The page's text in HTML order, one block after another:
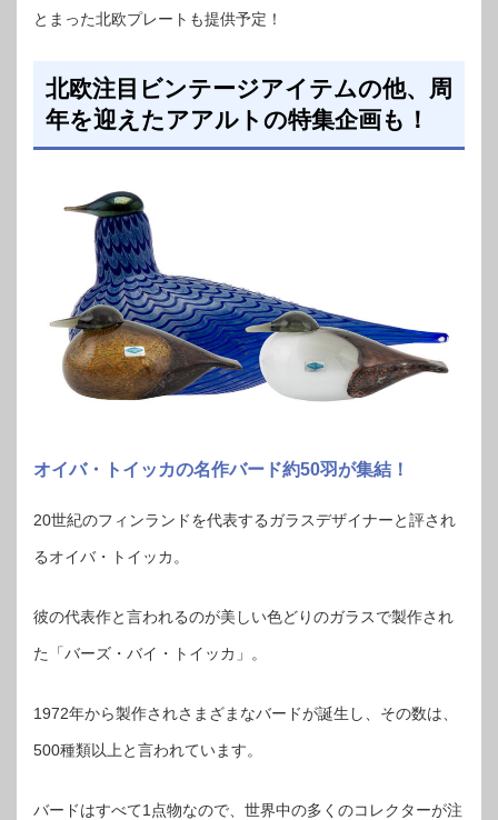
とまった北欧プレートも提供予定！
北欧注目ビンテージアイテムの他、周
年を迎えたアアルトの特集企画も！
オイバ・トイッカの名作バード約50羽が集結！
20世紀のフィンランドを代表するガラスデザイナーと評され
るオイバ・トイッカ。
彼の代表作と言われるのが美しい色どりのガラスで製作され
た「バーズ・バイ・トイッカ」。
1972年から製作されさまざまなバードが誕生し、その数は、
500種類以上と言われています。
バードはすべて1点物なので、世界中の多くのコレクターが注